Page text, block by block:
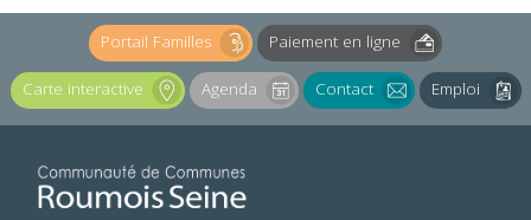
Portail Familles Paiement en ligne
Carte interactive Agenda Contact Emploi